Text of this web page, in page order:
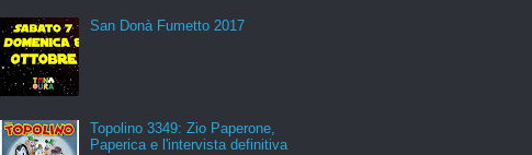
San Donà Fumetto 2017
Topolino 3349: Zio Paperone,
Paperica e l'intervista definitiva